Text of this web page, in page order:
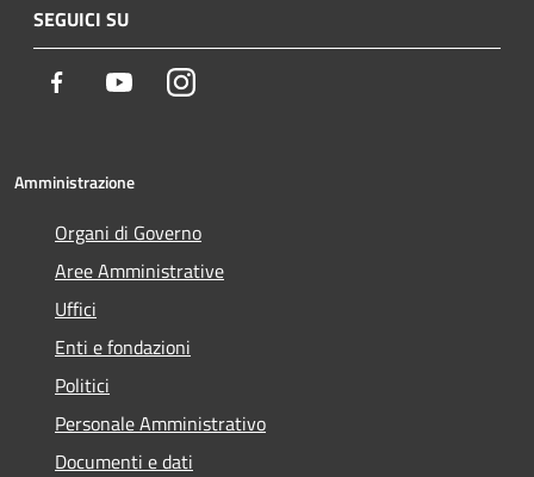
SEGUICI SU
Facebook YoutubeInstagram
Amministrazione
Organi di Governo
Aree Amministrative
Uffici
Enti e fondazioni
Politici
Personale Amministrativo
Documenti e dati